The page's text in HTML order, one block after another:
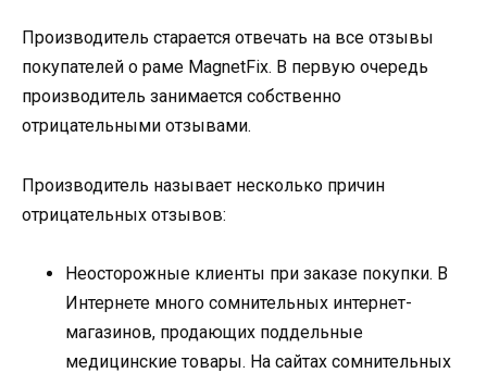
Производитель старается отвечать на все отзывы
покупателей о раме MagnetFix. В первую очередь
производитель занимается собственно
отрицательными отзывами.
Производитель называет несколько причин
отрицательных отзывов:
Неосторожные клиенты при заказе покупки. В
Интернете много сомнительных интернет-
магазинов, продающих поддельные
медицинские товары. На сайтах сомнительных